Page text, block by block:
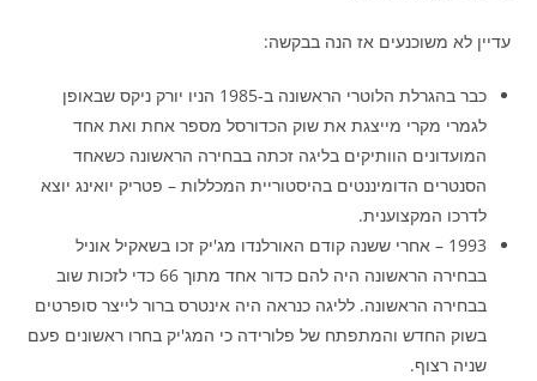
עדיין לא משוכנעים אז הנה בבקשה:
כבר בהגרלת הלוטרי הראשונה ב-1985 הניו יורק ניקס שבאופן
לגמרי מקרי מייצגת את שוק הכדורסל מספר אחת ואת אחד
המועדונים הוותיקים בליגה זכתה בבחירה הראשונה כשאחד
הסנטרים הדומיננטים בהיסטוריית המכללות – פטריק יואינג יוצא
לדרכו המקצוענית.
1993 – אחרי ששנה קודם האורלנדו מג'יק זכו בשאקיל אוניל
בבחירה הראשונה היה להם כדור אחד מתוך 66 כדי לזכות שוב
בבחירה הראשונה. לליגה כנראה היה אינטרס ברור לייצר סופרטים
בשוק החדש והמתפתח של פלורידה כי המג'יק בחרו ראשונים פעם
שניה רצוף.